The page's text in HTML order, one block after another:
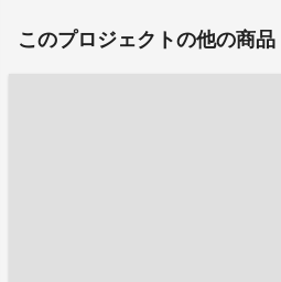
このプロジェクトの他の商品